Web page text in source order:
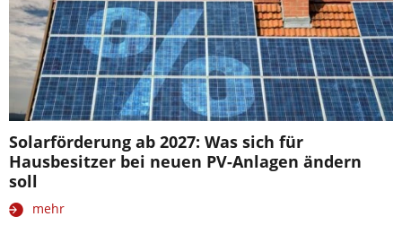
Solarförderung ab 2027: Was sich für
Hausbesitzer bei neuen PV-Anlagen ändern
soll
mehr